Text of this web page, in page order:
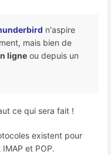
n'aspire
mais bien de
ligne ou depuis un
ce qui sera fait !
existent pour
et POP.